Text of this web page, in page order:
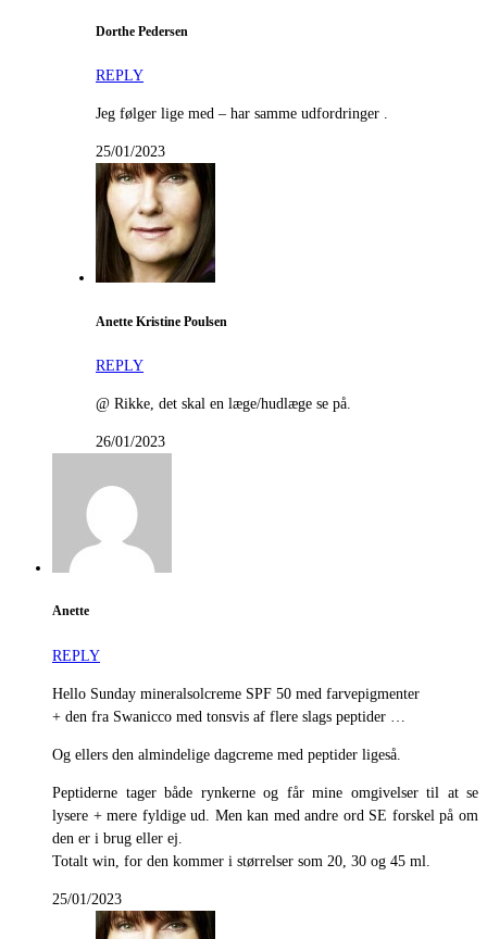
Dorthe Pedersen
REPLY
Jeg følger lige med – har samme udfordringer .
25/01/2023
Anette Kristine Poulsen
REPLY
@ Rikke, det skal en læge/hudlæge se på.
26/01/2023
Anette
REPLY
Hello Sunday mineralsolcreme SPF 50 med farvepigmenter
+ den fra Swanicco med tonsvis af flere slags peptider …
Og ellers den almindelige dagcreme med peptider ligeså.
Peptiderne tager både rynkerne og får mine omgivelser til at se
lysere + mere fyldige ud. Men kan med andre ord SE forskel på om
den er i brug eller ej.
Totalt win, for den kommer i størrelser som 20, 30 og 45 ml.
25/01/2023